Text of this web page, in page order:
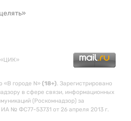
«В городе N» (18+). Зарегистрировано
в сфере связи, информационных
(Роскомнадзор) за
№ ФС77-53731 от 26 апреля 2013 г.